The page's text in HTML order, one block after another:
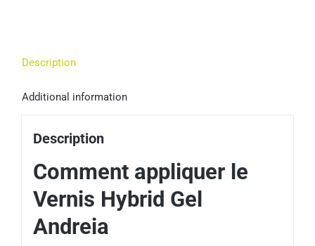
Description
Additional information
Description
Comment appliquer le
Vernis Hybrid Gel
Andreia